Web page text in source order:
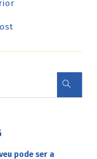
pode ser a